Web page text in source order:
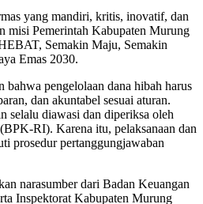
yang mandiri, kritis, inovatif, dan
misi Pemerintah Kabupaten Murung
Semakin Maju, Semakin
Emas 2030.
bahwa pengelolaan dana hibah harus
dan akuntabel sesuai aturan.
selalu diawasi dan diperiksa oleh
RI). Karena itu, pelaksanaan dan
prosedur pertanggungjawaban
narasumber dari Badan Keuangan
Inspektorat Kabupaten Murung